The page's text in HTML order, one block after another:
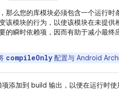
那么您的库模块必须包含一个运行时
该模块的行为，以使该模块在未提
的瞬时依赖项，因而有助于减小最终
compileOnly配置与 Android
添加到 build 输出，以便在运行时